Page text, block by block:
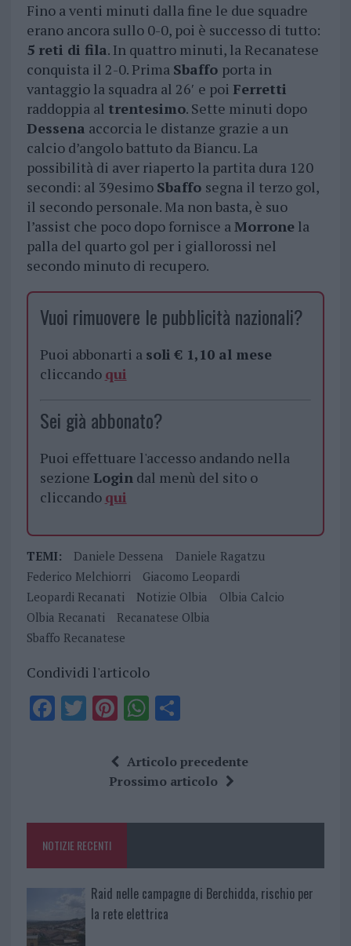
Fino a venti minuti dalla fine le due squadre
erano ancora sullo 0-0, poi è successo di tutto:
5 reti di fila. In quattro minuti, la Recanatese
conquista il 2-0. Prima Sbaffo porta in
vantaggio la squadra al 26′ e poi Ferretti
raddoppia al trentesimo. Sette minuti dopo
Dessena accorcia le distanze grazie a un
calcio d’angolo battuto da Biancu. La
possibilità di aver riaperto la partita dura 120
secondi: al 39esimo Sbaffo segna il terzo gol,
il secondo personale. Ma non basta, è suo
l’assist che poco dopo fornisce aMorronela
palla del quarto gol per i giallorossi nel
secondo minuto di recupero.
Vuoi rimuovere le pubblicità nazionali?
Puoi abbonarti a soli € 1,10 al mese
cliccando qui
Sei già abbonato?
Puoi effettuare l'accesso andando nella
sezione Logindal menù del sito o
cliccando qui
TEMI: Daniele Dessena
Daniele Ragatzu
Federico Melchiorri
Giacomo Leopardi
Leopardi Recanati
Notizie Olbia
Olbia Calcio
Olbia Recanati
Recanatese Olbia
Sbaffo Recanatese
Condividi l'articolo
F
o
k
T Pi
te
re
W
at
s
p
S
a
re
Articolo precedente
Prossimo articolo
NOTIZIE RECENTI
Raid nelle campagne di Berchidda, rischio per
la rete elettrica